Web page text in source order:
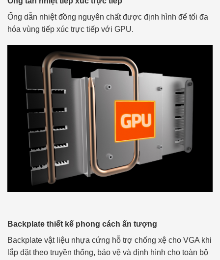
Ống dẫn nhiệt đồng nguyên chất được định hình để tối đa
hóa vùng tiếp xúc trực tiếp với GPU.
Backplate thiết kế phong cách ấn tượng
Backplate vật liệu nhựa cứng hỗ trợ chống xệ cho VGA khi
lắp đặt theo truyền thống, bảo vệ và định hình cho toàn bộ